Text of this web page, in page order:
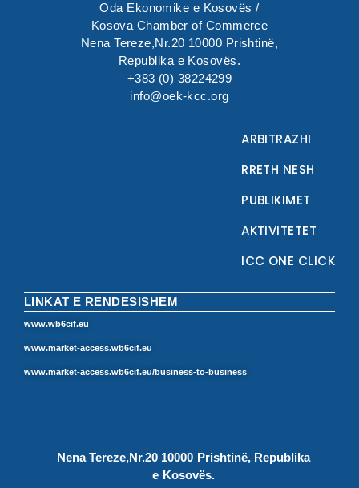
Oda Ekonomike e Kosovës /
Kosova Chamber of Commerce
Nena Tereze,Nr.20 10000 Prishtinë,
Republika e Kosovës.
+383 (0) 38224299
info@oek-kcc.org
ARBITRAZHI
RRETH NESH
PUBLIKIMET
AKTIVITETET
ICC ONE CLICK
LINKAT E RENDESISHEM
www.wb6cif.eu
www.market-access.wb6cif.eu
www.market-access.wb6cif.eu/business-to-business
Nena Tereze,Nr.20 10000 Prishtinë, Republika
e Kosovës.